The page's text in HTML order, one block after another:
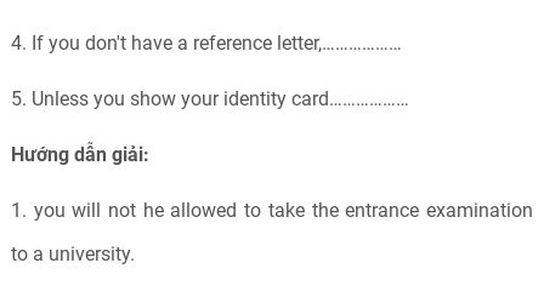
4. If you don't have a reference letter,………………
5. Unless you show your identity card………………
Hướng dẫn giải:
1. you will not he allowed to take the entrance examination
to a university.